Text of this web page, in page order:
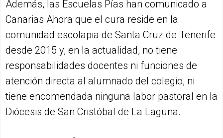
Además, las Escuelas Pías han comunicado a
Canarias Ahora que el cura reside en la
comunidad escolapia de Santa Cruz de Tenerife
desde 2015 y, en la actualidad, no tiene
responsabilidades docentes ni funciones de
atención directa al alumnado del colegio, ni
tiene encomendada ninguna labor pastoral en la
Diócesis de San Cristóbal de La Laguna.